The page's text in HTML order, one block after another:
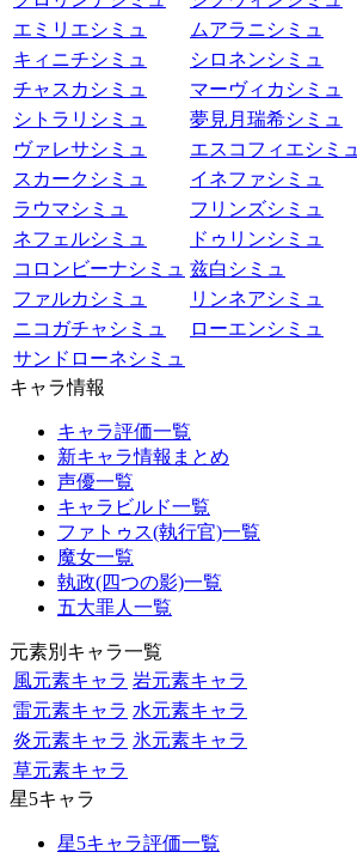
エミリエシミュ
ムアラニシミュ
キィニチシミュ
シロネンシミュ
チャスカシミュ
マーヴィカシミュ
シトラリシミュ
夢見月瑞希シミュ
ヴァレサシミュ
エスコフィエシミュ
スカークシミュ
イネファシミュ
ラウマシミュ
フリンズシミュ
ネフェルシミュ
ドゥリンシミュ
コロンビーナシミュ 兹白シミュ
ファルカシミュ
リンネアシミュ
ニコガチャシミュ
ローエンシミュ
サンドローネシミュ
キャラ情報
キャラ評価一覧
新キャラ情報まとめ
声優一覧
キャラビルド一覧
ファトゥス(執行官)一覧
魔女一覧
執政(四つの影)一覧
五大罪人一覧
元素別キャラ一覧
風元素キャラ 岩元素キャラ
雷元素キャラ 水元素キャラ
炎元素キャラ 氷元素キャラ
草元素キャラ
星5キャラ
星5キャラ評価一覧